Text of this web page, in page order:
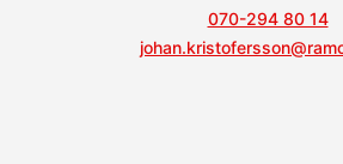
070-294 80 14